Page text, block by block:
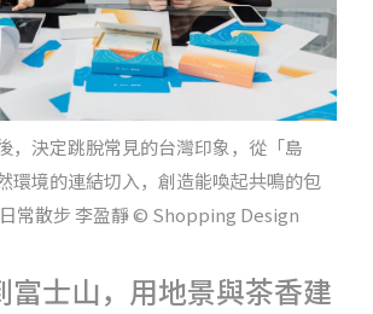
，決定跳脫常見的台灣印象，從「島
環境的連結切入，創造能喚起共鳴的包
常散步 李盈靜 © Shopping Design
富士山，用地景與茶香建